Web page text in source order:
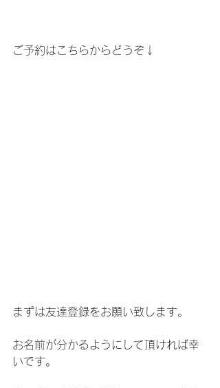
ご予約はこちらからどうぞ↓
まずは友達登録をお願い致します。
お名前が分かるようにして頂ければ幸
いです。